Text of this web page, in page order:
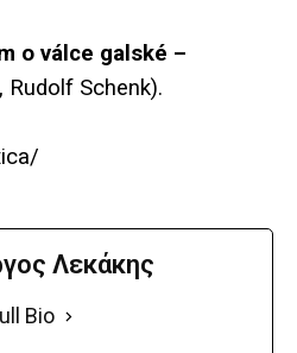
o válce galské –
Rudolf Schenk).
Λεκάκης
Bio